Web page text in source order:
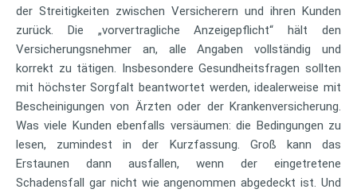
der Streitigkeiten zwischen Versicherern und ihren Kunden
zurück. Die „vorvertragliche Anzeigepflicht“ hält den
Versicherungsnehmer an, alle Angaben vollständig und
korrekt zu tätigen. Insbesondere Gesundheitsfragen sollten
mit höchster Sorgfalt beantwortet werden, idealerweise mit
Bescheinigungen von Ärzten oder der Krankenversicherung.
Was viele Kunden ebenfalls versäumen: die Bedingungen zu
lesen, zumindest in der Kurzfassung. Groß kann das
Erstaunen dann ausfallen, wenn der eingetretene
Schadensfall gar nicht wie angenommen abgedeckt ist. Und